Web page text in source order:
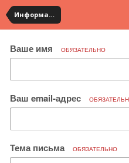
Информация по полученным посылкам
Ваше имя ОБЯЗАТЕЛЬНО
Ваш email-адрес
Тема письма ОБЯЗАТЕЛЬНО